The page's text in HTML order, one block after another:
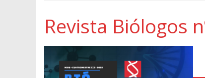
Revista Biólogos